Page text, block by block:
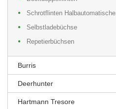
Schrotflinten Halbautomatische
Selbstladebüchse
Repetierbüchsen
Burris
Deerhunter
Hartmann Tresore